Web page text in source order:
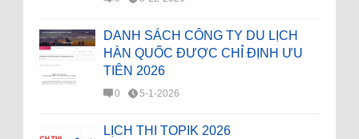
DANH SÁCH CÔNG TY DU LỊCH
HÀN QUỐC ĐƯỢC CHỈ ĐỊNH ƯU
TIÊN 2026
0 5-1-2026
LỊCH THI TOPIK 2026